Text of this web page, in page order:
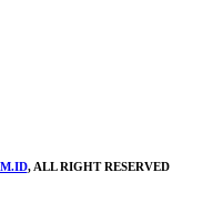
, ALL RIGHT RESERVED